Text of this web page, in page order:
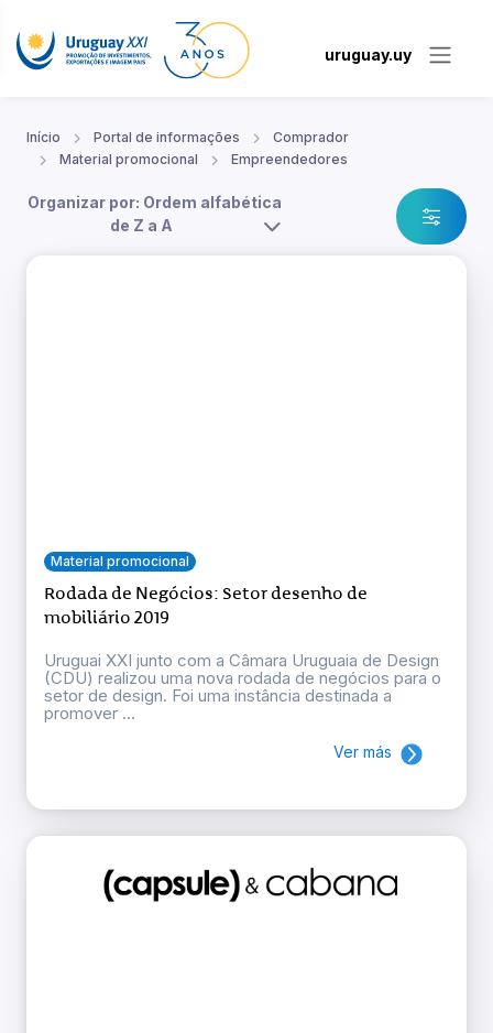
uruguay.uy
Início Portal de informações
Comprador
Material promocional
Empreendedores
Organizar por: Ordem alfabética
de Z a A
Material promocional
Rodada de Negócios: Setor desenho de
mobiliário 2019
Uruguai XXI junto com a Câmara Uruguaia de Design
(CDU) realizou uma nova rodada de negócios para o
setor de design. Foi uma instância destinada a
promover ...
Ver más